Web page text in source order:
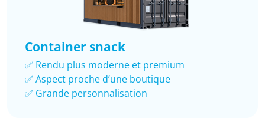
Container snack
✅ Rendu plus moderne et premium
✅ Aspect proche d’une boutique
✅ Grande personnalisation